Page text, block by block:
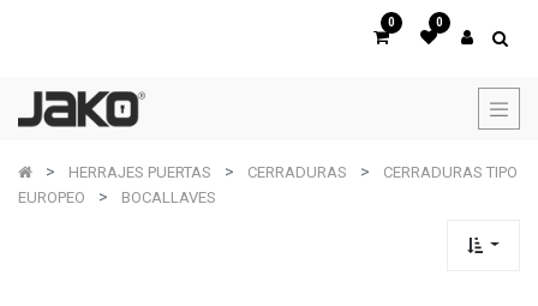
0 0
HERRAJES PUERTAS CERRADURAS
CERRADURAS TIPO
EUROPEO
BOCALLAVES